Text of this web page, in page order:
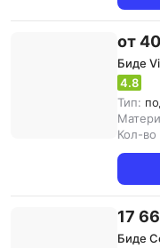
от
Биде
4.8
Тип:
Кол-во
17
Биде